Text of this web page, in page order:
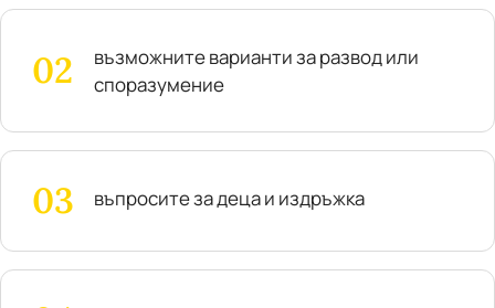
възможните варианти за развод или
споразумение
въпросите за деца и издръжка